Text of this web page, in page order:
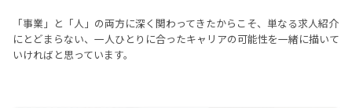
「事業」と「人」の両方に深く関わってきたからこそ、単なる求人紹介
にとどまらない、一人ひとりに合ったキャリアの可能性を一緒に描いて
いければと思っています。